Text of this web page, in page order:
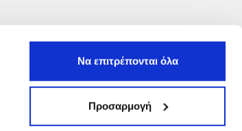
Να επιτρέπονται όλα
Προσαρμογή